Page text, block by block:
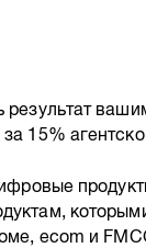
результат
15%
ecom и